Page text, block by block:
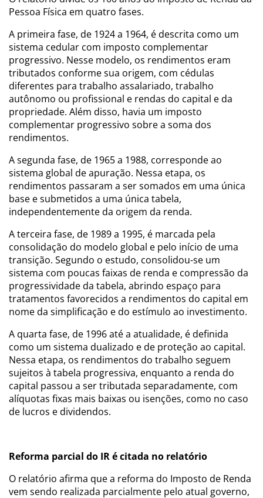
Pessoa Física em quatro fases.
A primeira fase, de 1924 a 1964, é descrita como um
sistema cedular com imposto complementar
progressivo. Nesse modelo, os rendimentos eram
tributados conforme sua origem, com cédulas
diferentes para trabalho assalariado, trabalho
autônomo ou profissional e rendas do capital e da
propriedade. Além disso, havia um imposto
complementar progressivo sobre a soma dos
rendimentos.
A segunda fase, de 1965 a 1988, corresponde ao
sistema global de apuração. Nessa etapa, os
rendimentos passaram a ser somados em uma única
base e submetidos a uma única tabela,
independentemente da origem da renda.
A terceira fase, de 1989 a 1995, é marcada pela
consolidação do modelo global e pelo início de uma
transição. Segundo o estudo, consolidou-se um
sistema com poucas faixas de renda e compressão da
progressividade da tabela, abrindo espaço para
tratamentos favorecidos a rendimentos do capital em
nome da simplificação e do estímulo ao investimento.
A quarta fase, de 1996 até a atualidade, é definida
como um sistema dualizado e de proteção ao capital.
Nessa etapa, os rendimentos do trabalho seguem
sujeitos à tabela progressiva, enquanto a renda do
capital passou a ser tributada separadamente, com
alíquotas fixas mais baixas ou isenções, como no caso
de lucros e dividendos.
Reforma parcial do IR é citada no relatório
O relatório afirma que a reforma do Imposto de Renda
vem sendo realizada parcialmente pelo atual governo,